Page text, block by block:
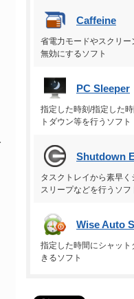
Caffeine
省電力モードやスクリ
無効にするソフト
PC Sleeper
指定した時刻/指定した
トダウン等を行うソフト
Shutdown
タスクトレイから素早
スリープなどを行うソフ
Wise Auto
指定した時間にシャッ
きるソフト